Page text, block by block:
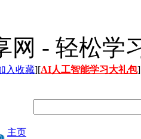
网 - 轻松学
入收藏][AI人工智能学习大礼包]
主页